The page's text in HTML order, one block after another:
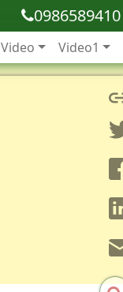
0986589410
Video Video1